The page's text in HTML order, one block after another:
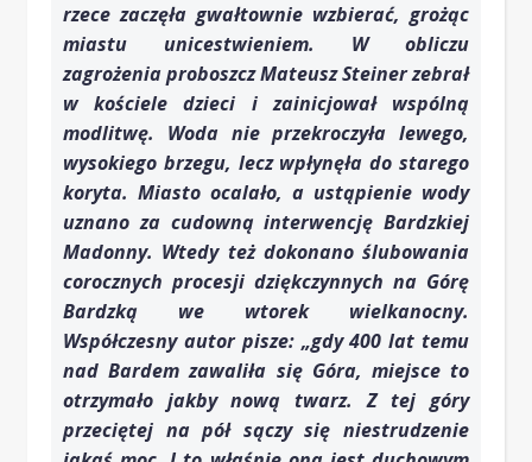
rzece zaczęła gwałtownie wzbierać, grożąc
miastu unicestwieniem. W obliczu
zagrożenia proboszcz Mateusz Steiner zebrał
w kościele dzieci i zainicjował wspólną
modlitwę. Woda nie przekroczyła lewego,
wysokiego brzegu, lecz wpłynęła do starego
koryta. Miasto ocalało, a ustąpienie wody
uznano za cudowną interwencję Bardzkiej
Madonny. Wtedy też dokonano ślubowania
corocznych procesji dziękczynnych na Górę
Bardzką we wtorek wielkanocny.
Współczesny autor pisze: „gdy 400 lat temu
nad Bardem zawaliła się Góra, miejsce to
otrzymało jakby nową twarz. Z tej góry
przeciętej na pół sączy się niestrudzenie